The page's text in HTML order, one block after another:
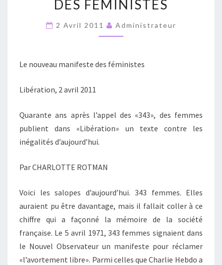
MANIFESTE
FÉMINISTES
DES FÉMINISTES
2 Avril 2011 Administrateur
Le nouveau manifeste des féministes
Libération, 2 avril 2011
Quarante ans après l’appel des «343», des femmes
publient dans «Libération» un texte contre les
inégalités d’aujourd’hui.
Par CHARLOTTE ROTMAN
Voici les salopes d’aujourd’hui. 343 femmes. Elles
auraient pu être davantage, mais il fallait coller à ce
chiffre qui a façonné la mémoire de la société
française. Le 5 avril 1971, 343 femmes signaient dans
le Nouvel Observateur un manifeste pour réclamer
«l’avortement libre». Parmi celles que Charlie Hebdo a